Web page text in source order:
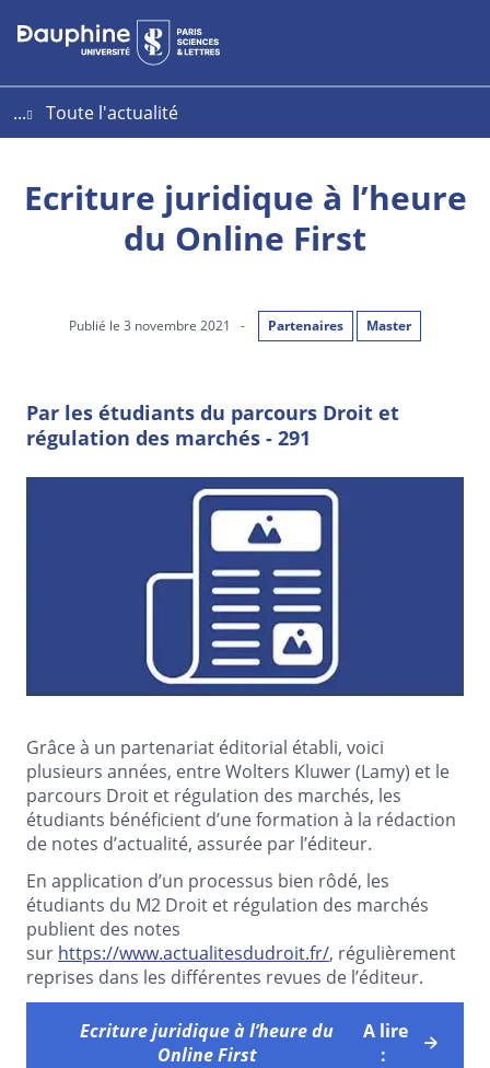
Aller
au
Aller
au
Plan
du
...
Toute l'actualité
Ecriture juridique à l’heure
du Online First
Publié le 3 novembre 2021 - Partenaires Master
Par les étudiants du parcours Droit et
régulation des marchés - 291
Grâce à un partenariat éditorial établi, voici
plusieurs années, entre Wolters Kluwer (Lamy) et le
parcours Droit et régulation des marchés, les
étudiants bénéficient d’une formation à la rédaction
de notes d’actualité, assurée par l’éditeur.
En application d’un processus bien rôdé, les
étudiants du M2 Droit et régulation des marchés
publient des notes
sur https://www.actualitesdudroit.fr/, régulièrement
reprises dans les différentes revues de l’éditeur.
A lire
:
Ecriture juridique à l’heure du
Online First